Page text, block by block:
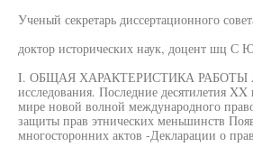
Ученый секретарь диссертационного
доктор исторических наук, доцент шц С
I. ОБЩАЯ ХАРАКТЕРИСТИКА РАБОТЫ
исследования. Последние десятилетия
мире новой волной международного
защиты прав этнических меньшинств
многосторонних актов -Декларации о